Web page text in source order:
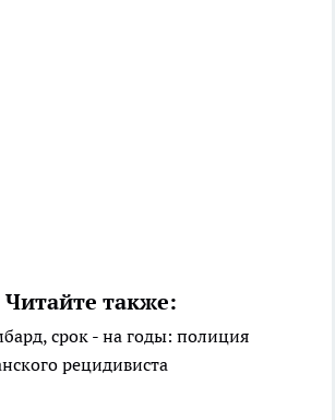
Читайте также:
срок - на годы: полиция
рецидивиста